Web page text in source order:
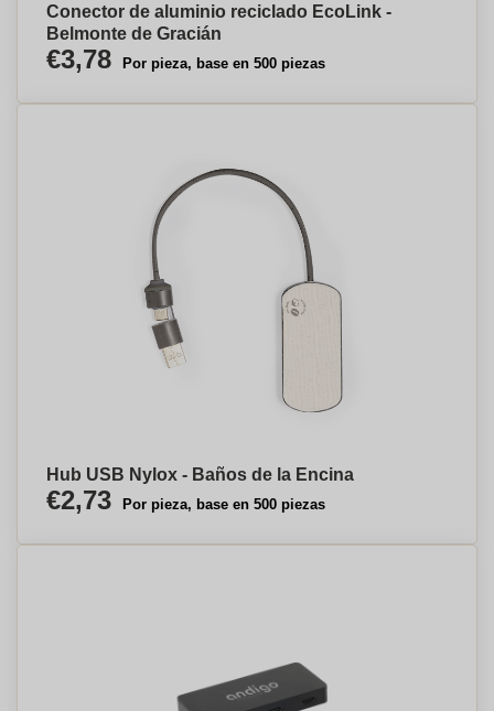
Conector de aluminio reciclado EcoLink -
Belmonte de Gracián
€3,78 Por pieza, base en 500 piezas
Hub USB Nylox - Baños de la Encina
€2,73 Por pieza, base en 500 piezas